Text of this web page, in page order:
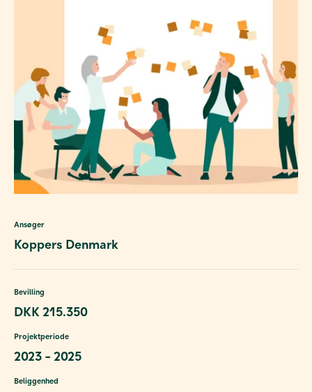
Ansøger
Koppers Denmark
Bevilling
DKK 215.350
Projektperiode
2023 - 2025
Beliggenhed